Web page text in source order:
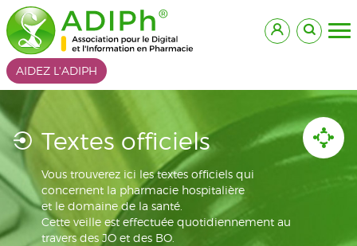
AIDEZ L'ADIPH
Textes officiels
Vous trouverez ici les textes officiels qui
concernent la pharmacie hospitalière
et le domaine de la santé.
Cette veille est effectuée quotidiennement au
travers des JO et des BO.